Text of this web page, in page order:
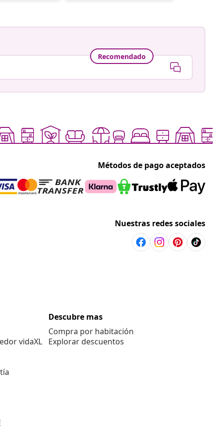
Recomendado
Métodos de pago aceptados
Nuestras redes sociales
vidaXL
Descubre mas
Compra por habitación
Explorar descuentos